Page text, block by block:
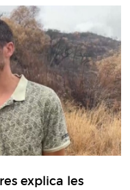
explica les